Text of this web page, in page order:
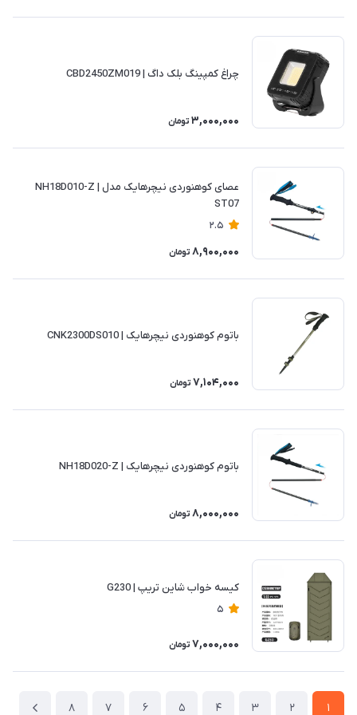
چراغ کمپینگ بلک داگ | CBD2450ZM019
3,000,000 تومان
عصای کوهنوردی نیچرهایک مدل NH18D010-Z |
ST07
2.5
8,900,000 تومان
باتوم کوهنوردی نیچرهایک | CNK2300DS010
7,104,000 تومان
باتوم کوهنوردی نیچرهایک | NH18D020-Z
8,000,000 تومان
کیسه خواب شاین تریپ | G230
5
7,000,000 تومان
1
2
3
4
5
6
7
8